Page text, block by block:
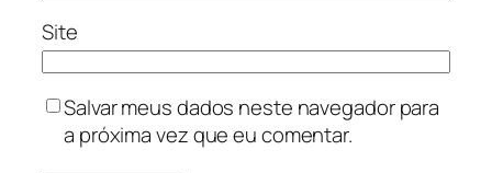
Site
Salvar meus dados neste navegador para
a próxima vez que eu comentar.